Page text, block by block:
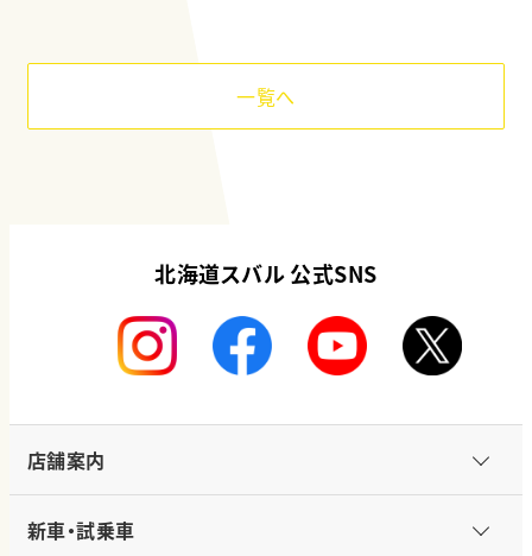
一覧へ
北海道スバル 公式SNS
店舗案内
新車・試乗車